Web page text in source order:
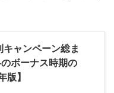
ャンペーン総ま
ボーナス時期の
】